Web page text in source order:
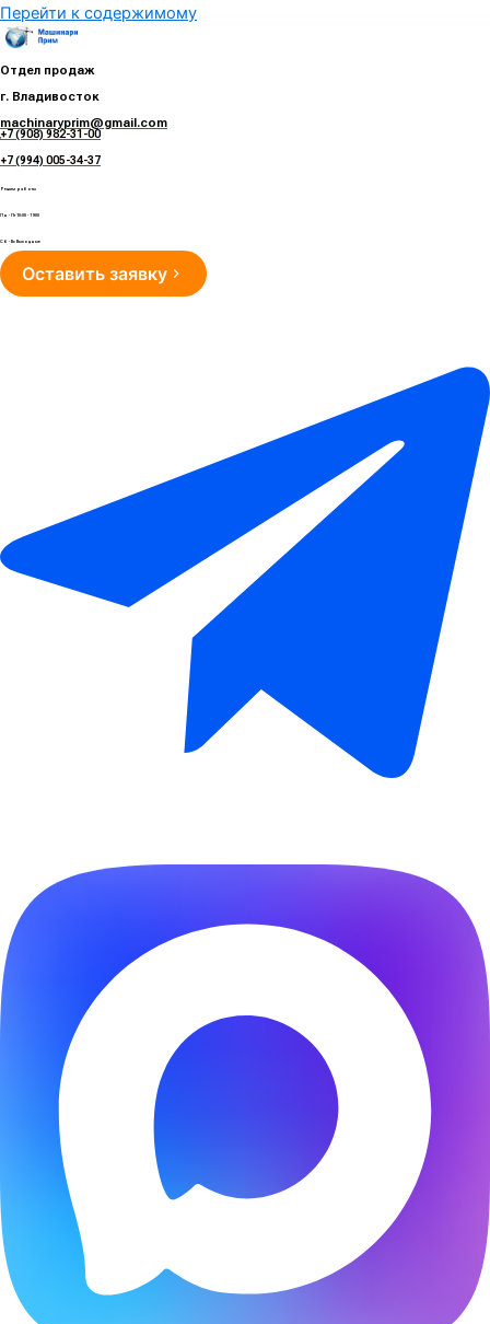
Перейти к содержимому
Отдел продаж
г. Владивосток
machinaryprim@gmail.com
+7 (908) 982-31-00
+7 (994) 005-34-37
Режим работы
Пн - Пт 10:00 - 19:00
Сб - Вс Выходные
Оставить заявку